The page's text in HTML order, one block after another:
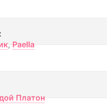
, Paella
Платон